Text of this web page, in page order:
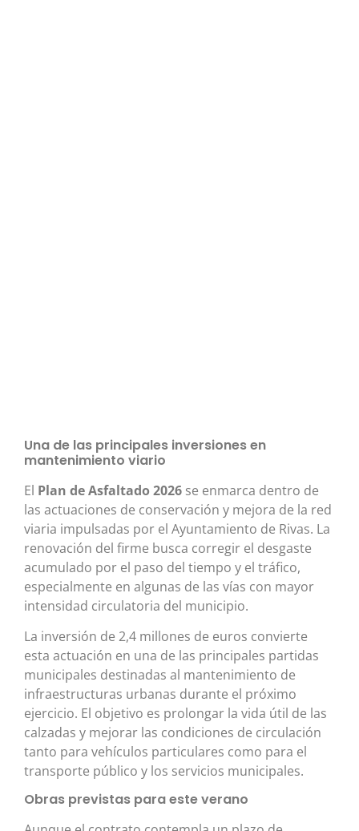
Una de las principales inversiones en
mantenimiento viario
El Plan de Asfaltado 2026 se enmarca dentro de
las actuaciones de conservación y mejora de la red
viaria impulsadas por el Ayuntamiento de Rivas. La
renovación del firme busca corregir el desgaste
acumulado por el paso del tiempo y el tráfico,
especialmente en algunas de las vías con mayor
intensidad circulatoria del municipio.
La inversión de 2,4 millones de euros convierte
esta actuación en una de las principales partidas
municipales destinadas al mantenimiento de
infraestructuras urbanas durante el próximo
ejercicio. El objetivo es prolongar la vida útil de las
calzadas y mejorar las condiciones de circulación
tanto para vehículos particulares como para el
transporte público y los servicios municipales.
Obras previstas para este verano